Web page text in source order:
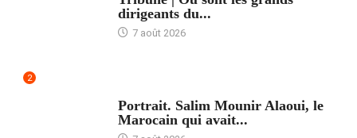
dirigeants du...
7 août 2026
2
Portrait. Salim Mounir Alaoui, le
Marocain qui avait...